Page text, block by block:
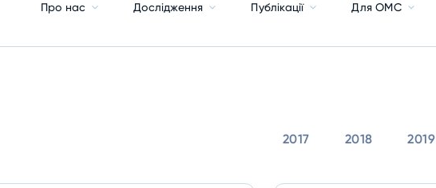
Про нас Дослідження Публікації Для ОМС
2017 2018 2019